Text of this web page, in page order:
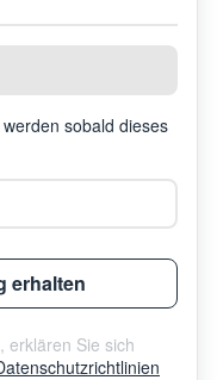
sobald dieses
erhalten
erklären Sie sich